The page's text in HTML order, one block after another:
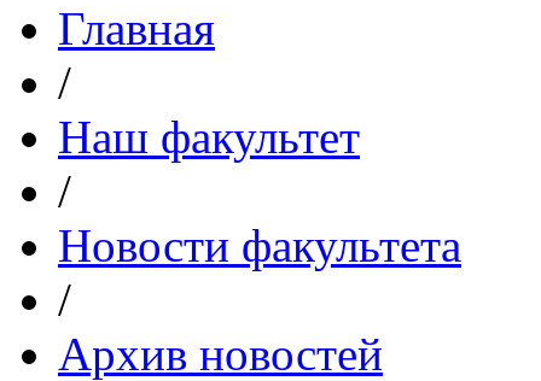
Главная
/
Наш факультет
/
Новости факультета
/
Архив новостей